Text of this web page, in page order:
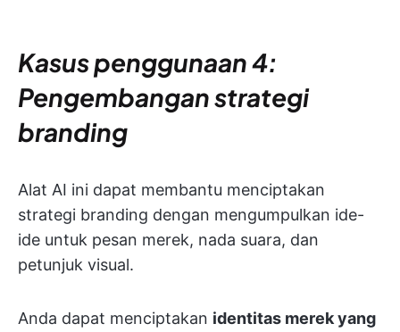
Kasus penggunaan 4:
Pengembangan strategi
branding
Alat AI ini dapat membantu menciptakan
strategi branding dengan mengumpulkan ide-
ide untuk pesan merek, nada suara, dan
petunjuk visual.
Anda dapat menciptakan identitas merek yang